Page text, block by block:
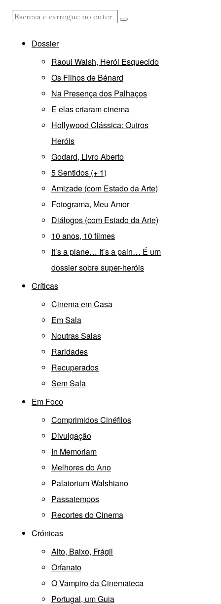
Dossier
Raoul Walsh, Herói Esquecido
Os Filhos de Bénard
Na Presença dos Palhaços
E elas criaram cinema
Hollywood Clássica: Outros
Heróis
Godard, Livro Aberto
5 Sentidos (+ 1)
Amizade (com Estado da Arte)
Fotograma, Meu Amor
Diálogos (com Estado da Arte)
10 anos, 10 filmes
It’s a plane… It’s a pain… É um
dossier sobre super-heróis
Críticas
Cinema em Casa
Em Sala
Noutras Salas
Raridades
Recuperados
Sem Sala
Em Foco
Comprimidos Cinéfilos
Divulgação
In Memoriam
Melhores do Ano
Palatorium Walshiano
Passatempos
Recortes do Cinema
Crónicas
Alto, Baixo, Frágil
Orfanato
O Vampiro da Cinemateca
Portugal, um Guia